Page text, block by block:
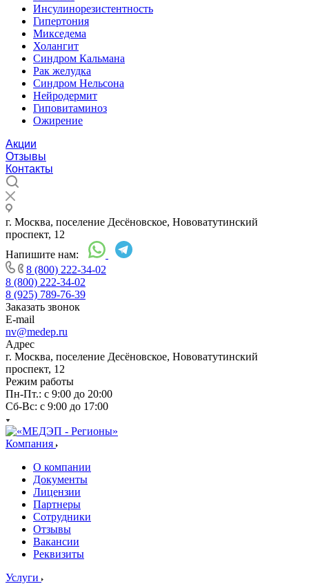
Инсулинорезистентность
Гипертония
Микседема
Холангит
Синдром Кальмана
Рак желудка
Синдром Нельсона
Нейродермит
Гиповитаминоз
Ожирение
Акции
Отзывы
Контакты
г. Москва, поселение Десёновское, Нововатутинский
проспект, 12
Напишите нам:
8 (800) 222-34-02
8 (800) 222-34-02
8 (925) 789-76-39
Заказать звонок
E-mail
nv@medep.ru
Адрес
г. Москва, поселение Десёновское, Нововатутинский
проспект, 12
Режим работы
Пн-Пт.: с 9:00 до 20:00
Cб-Вс: с 9:00 до 17:00
Компания
О компании
Документы
Лицензии
Партнеры
Сотрудники
Отзывы
Вакансии
Реквизиты
Услуги